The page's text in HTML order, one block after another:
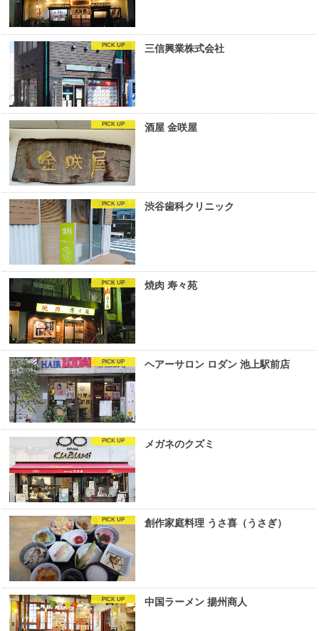
三信興業株式会社
酒屋 金咲屋
渋谷歯科クリニック
焼肉 寿々苑
ヘアーサロン ロダン 池上駅前店
メガネのクズミ
創作家庭料理 うさ喜（うさぎ）
中国ラーメン 揚州商人